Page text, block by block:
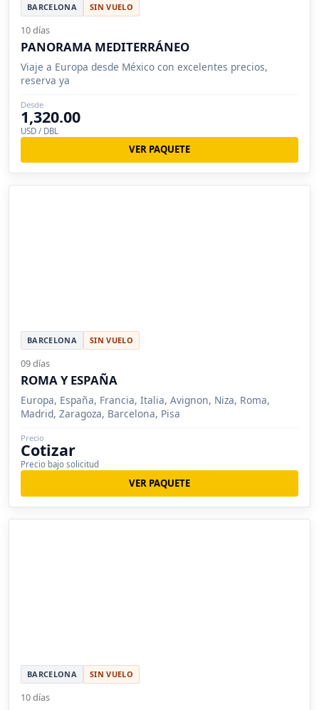
BARCELONA SIN VUELO
10 días
PANORAMA MEDITERRÁNEO
Viaje a Europa desde México con excelentes precios,
reserva ya
Desde
1,320.00
USD / DBL
VER PAQUETE
BARCELONA SIN VUELO
09 días
ROMA Y ESPAÑA
Europa, España, Francia, Italia, Avignon, Niza, Roma,
Madrid, Zaragoza, Barcelona, Pisa
Precio
Cotizar
Precio bajo solicitud
VER PAQUETE
BARCELONA SIN VUELO
10 días